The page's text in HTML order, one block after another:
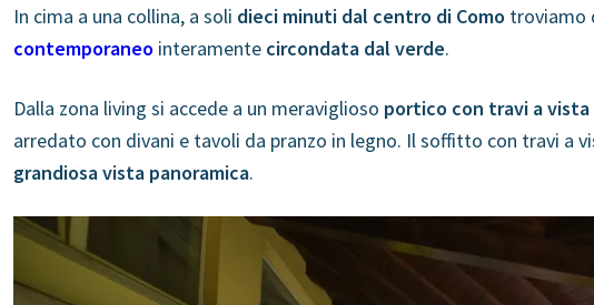
In cima a una collina, a soli dieci minuti dal centro di Como troviamo
contemporaneo interamente circondata dal verde.
Dalla zona living si accede a un meraviglioso portico con travi a vista
arredato con divani e tavoli da pranzo in legno. Il soffitto con travi a
grandiosa vista panoramica.